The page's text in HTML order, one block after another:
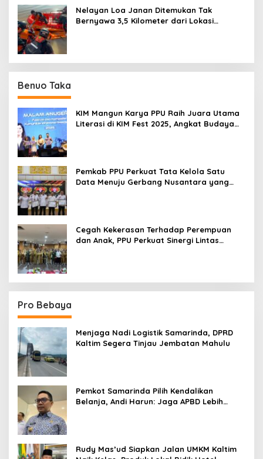
Nelayan Loa Janan Ditemukan Tak
Bernyawa 3,5 Kilometer dari Lokasi
Benuo Taka
KIM Mangun Karya PPU Raih Juara Utama
Literasi di KIM Fest 2025, Angkat Budaya
Pemkab PPU Perkuat Tata Kelola Satu
Data Menuju Gerbang Nusantara yang
Cegah Kekerasan Terhadap Perempuan
dan Anak, PPU Perkuat Sinergi Lintas
Pro Bebaya
Menjaga Nadi Logistik Samarinda, DPRD
Kaltim Segera Tinjau Jembatan Mahulu
Pemkot Samarinda Pilih Kendalikan
Belanja, Andi Harun: Jaga APBD Lebih
Rudy Mas’ud Siapkan Jalan UMKM Kaltim